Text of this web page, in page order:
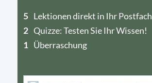
5 Lektionen direkt in Ihr Postfach
2 Quizze: Testen Sie Ihr Wissen!
1 Überraschung
4
1